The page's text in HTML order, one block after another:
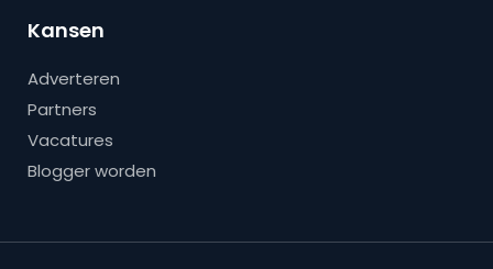
Kansen
Adverteren
Partners
Vacatures
Blogger worden